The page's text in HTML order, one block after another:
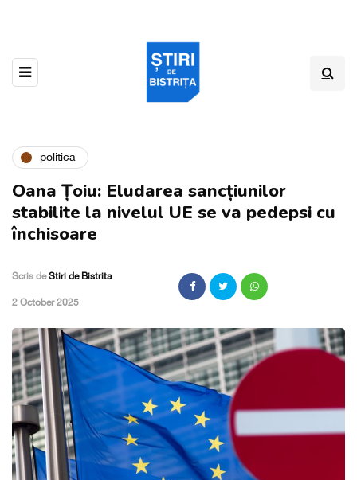
politica
Oana Țoiu: Eludarea sancțiunilor
stabilite la nivelul UE se va pedepsi cu
închisoare
Scris deStiri de Bistrita
,2 October 2025